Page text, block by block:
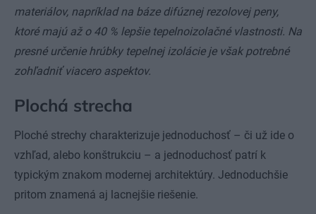
materiálov, napríklad na báze difúznej rezolovej peny,
ktoré majú až o 40 % lepšie tepelnoizolačné vlastnosti. Na
presné určenie hrúbky tepelnej izolácie je však potrebné
zohľadniť viacero aspektov.
Plochá strecha
Ploché strechy charakterizuje jednoduchosť – či už ide o
vzhľad, alebo konštrukciu – a jednoduchosť patrí k
typickým znakom modernej architektúry. Jednoduchšie
pritom znamená aj lacnejšie riešenie.